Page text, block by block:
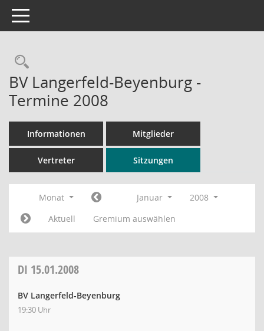
Toggle navigation
Rechercheauswahl
BV Langerfeld-Beyenburg -
Termine 2008
Informationen Mitglieder
Vertreter Sitzungen
Monat Januar
2008
Aktuell
Gremium auswählen
DI 15.01.2008
BV Langerfeld-Beyenburg
19:30 Uhr